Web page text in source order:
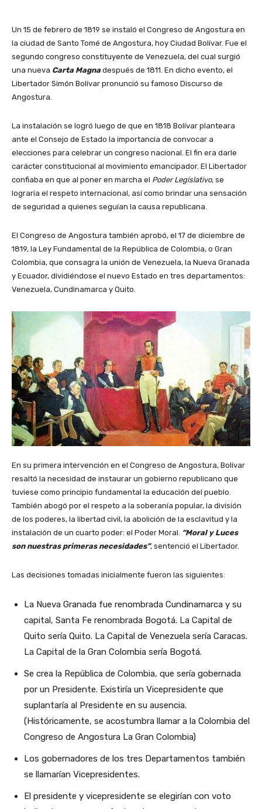
Un 15 de febrero de 1819 se instaló el Congreso de Angostura en
la ciudad de Santo Tomé de Angostura, hoy Ciudad Bolívar. Fue el
segundo congreso constituyente de Venezuela, del cual surgió
una nueva Carta Magna después de 1811. En dicho evento, el
Libertador Simón Bolívar pronunció su famoso Discurso de
Angostura.
La instalación se logró luego de que en 1818 Bolívar planteara
ante el Consejo de Estado la importancia de convocar a
elecciones para celebrar un congreso nacional. El fin era darle
carácter constitucional al movimiento emancipador. El Libertador
confiaba en que al poner en marcha el Poder Legislativo, se
lograría el respeto internacional, así como brindar una sensación
de seguridad a quienes seguían la causa republicana.
El Congreso de Angostura también aprobó, el 17 de diciembre de
1819, la Ley Fundamental de la República de Colombia, o Gran
Colombia, que consagra la unión de Venezuela, la Nueva Granada
y Ecuador, dividiéndose el nuevo Estado en tres departamentos:
Venezuela, Cundinamarca y Quito.
En su primera intervención en el Congreso de Angostura, Bolívar
resaltó la necesidad de instaurar un gobierno republicano que
tuviese como principio fundamental la educación del pueblo.
También abogó por el respeto a la soberanía popular, la división
de los poderes, la libertad civil, la abolición de la esclavitud y la
instalación de un cuarto poder: el Poder Moral. “Moral y Luces
son nuestras primeras necesidades”, sentenció el Libertador.
Las decisiones tomadas inicialmente fueron las siguientes:
La Nueva Granada fue renombrada Cundinamarca y su
capital, Santa Fe renombrada Bogotá. La Capital de
Quito sería Quito. La Capital de Venezuela sería Caracas.
La Capital de la Gran Colombia sería Bogotá.
Se crea la República de Colombia, que sería gobernada
por un Presidente. Existiría un Vicepresidente que
suplantaría al Presidente en su ausencia.
(Históricamente, se acostumbra llamar a la Colombia del
Congreso de Angostura La Gran Colombia)
Los gobernadores de los tres Departamentos también
se llamarían Vicepresidentes.
El presidente y vicepresidente se elegirían con voto